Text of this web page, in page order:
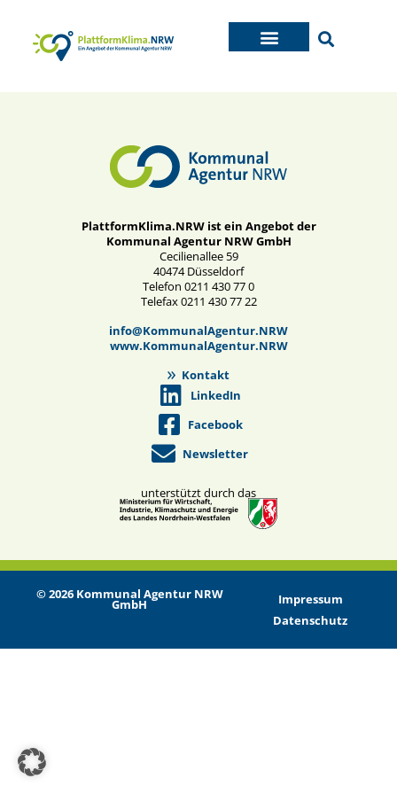
PlattformKlima.NRW ist ein Angebot der
Kommunal Agentur NRW GmbH
Cecilienallee 59
40474 Düsseldorf
Telefon 0211 430 77 0
Telefax 0211 430 77 22
info@KommunalAgentur.NRW
www.KommunalAgentur.NRW
Kontakt
LinkedIn
Facebook
Newsletter
unterstützt durch das
© 2026 Kommunal Agentur NRW
GmbH
Impressum
Datenschutz